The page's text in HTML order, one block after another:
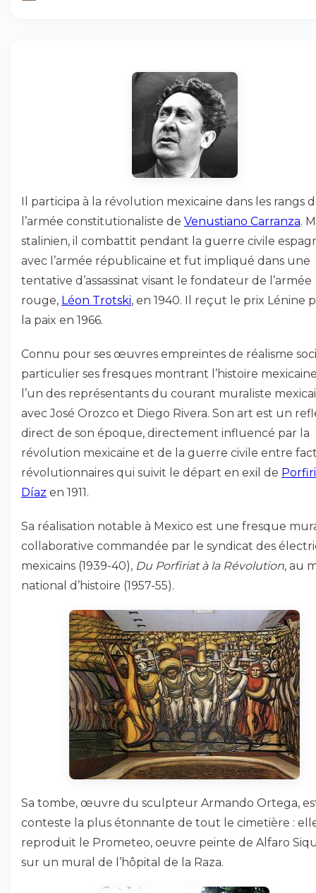
Il participa à la révolution mexicaine dans les rangs
l’armée constitutionaliste de Venustiano Carranza.
stalinien, il combattit pendant la guerre civile
avec l’armée républicaine et fut impliqué dans une
tentative d’assassinat visant le fondateur de l’armée
rouge, Léon Trotski, en 1940. Il reçut le prix Lénine
la paix en 1966.
Connu pour ses œuvres empreintes de réalisme
particulier ses fresques montrant l’histoire
l’un des représentants du courant muraliste
avec José Orozco et Diego Rivera. Son art est un
direct de son époque, directement influencé par la
révolution mexicaine et de la guerre civile entre
révolutionnaires qui suivit le départ en exil de
Díaz en 1911.
Sa réalisation notable à Mexico est une fresque
collaborative commandée par le syndicat des
mexicains (1939-40), Du Porfiriat à la Révolution, au
national d’histoire (1957-55).
Sa tombe, œuvre du sculpteur Armando Ortega,
conteste la plus étonnante de tout le cimetière :
reproduit le Prometeo, oeuvre peinte de Alfaro
sur un mural de l’hôpital de la Raza.